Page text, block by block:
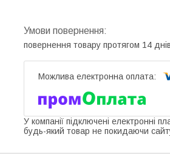
повернення товару протягом 14 днів
У компанії підключені електронні
будь-який товар не покидаючи